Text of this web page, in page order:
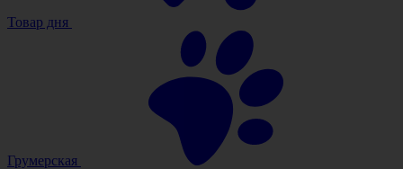
Товар дня
Грумерская